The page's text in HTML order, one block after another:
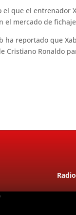
que el entrenador
el mercado de
ha reportado que
Cristiano Ronaldo